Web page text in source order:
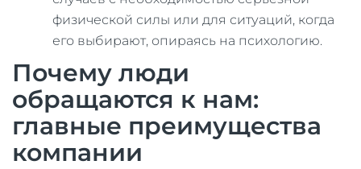
физической силы или для ситуаций, когда
его выбирают, опираясь на психологию.
Почему люди
обращаются к нам:
главные преимущества
компании